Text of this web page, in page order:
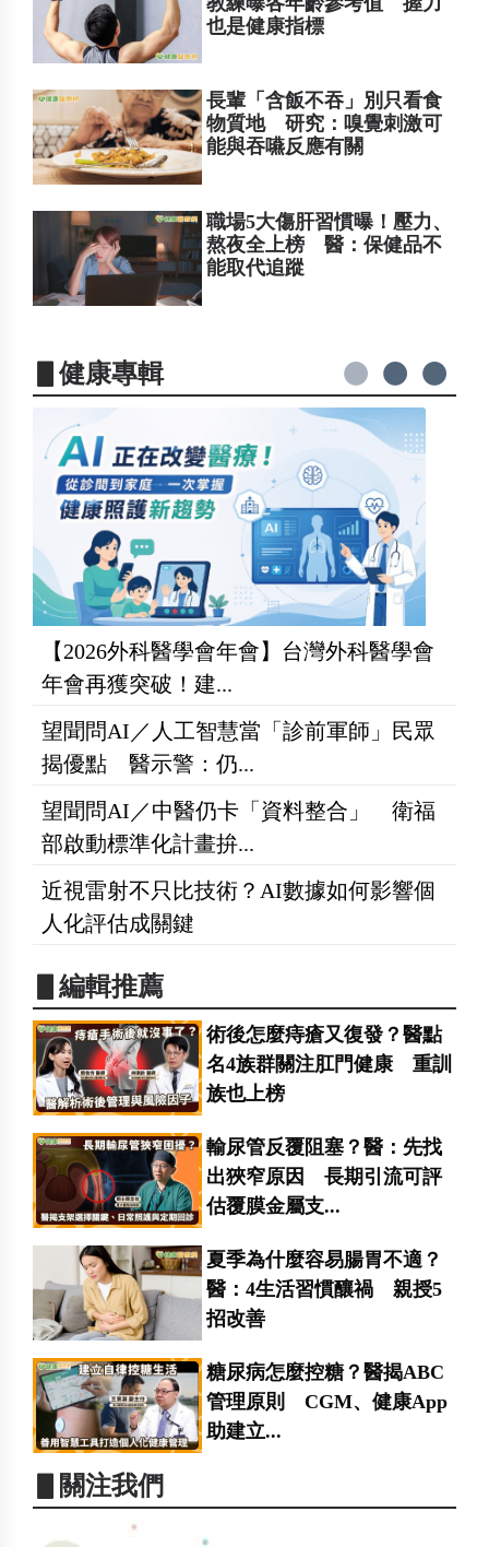
也是健康指標
長輩「含飯不吞」別只看食
物質地 研究：嗅覺刺激可
能與吞嚥反應有關
職場5大傷肝習慣曝！壓力、
熬夜全上榜 醫：保健品不
能取代追蹤
▋健康專輯
【2026外科醫學會年會】台灣外科醫學會
年會再獲突破！建...
望聞問AI／人工智慧當「診前軍師」民眾
揭優點 醫示警：仍...
望聞問AI／中醫仍卡「資料整合」 衛福
部啟動標準化計畫拚...
近視雷射不只比技術？AI數據如何影響個
人化評估成關鍵
▋編輯推薦
術後怎麼痔瘡又復發？醫點
名4族群關注肛門健康 重訓
族也上榜
輸尿管反覆阻塞？醫：先找
出狹窄原因 長期引流可評
估覆膜金屬支...
夏季為什麼容易腸胃不適？
醫：4生活習慣釀禍 親授5
招改善
糖尿病怎麼控糖？醫揭ABC
管理原則 CGM、健康App
助建立...
▋關注我們